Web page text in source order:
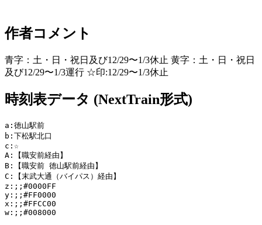
作者コメント
青字：土・日・祝日及び12/29〜1/3休止 黄字：土・日・祝日
及び12/29〜1/3運行 ☆印:12/29〜1/3休止
時刻表データ (NextTrain形式)
a:徳山駅前
b:下松駅北口
c:☆
A:【職安前経由】
B:【職安前 徳山駅前経由】
C:【末武大通（バイパス）経由】
z:;;#0000FF
y:;;#FF0000
x:;;#FFCC00
w:;;#008000